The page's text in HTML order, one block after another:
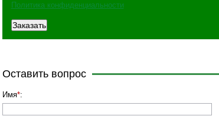
Политика конфиденциальности
Оставить вопрос
Имя*: